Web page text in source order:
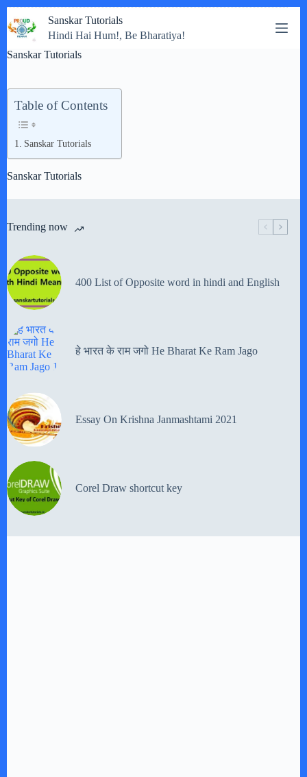
to
content
Sanskar Tutorials
Hindi Hai Hum!, Be Bharatiya!
Sanskar Tutorials
Table of Contents
Sanskar Tutorials
Sanskar Tutorials
Trending now
400 List of Opposite word in hindi and English
हे भारत के राम जगो He Bharat Ke Ram Jago
Essay On Krishna Janmashtami 2021
Corel Draw shortcut key